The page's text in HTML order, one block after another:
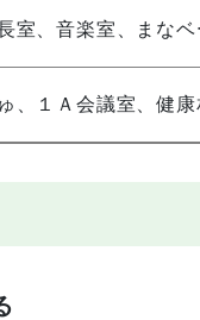
室、音楽室、まな
、１Ａ会議室、健